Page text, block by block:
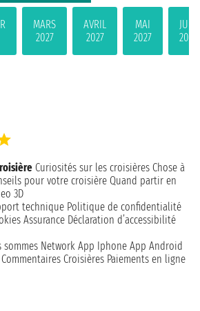
MARS
2027
AVRIL
2027
MAI
2027
JUIN
2027
Curiosités sur les croisières Chose à
pour votre croisière Quand partir en
3D
technique Politique de confidentialité
Assurance Déclaration d’accessibilité
sommes Network App Iphone App Android
Commentaires Croisières Paiements en ligne